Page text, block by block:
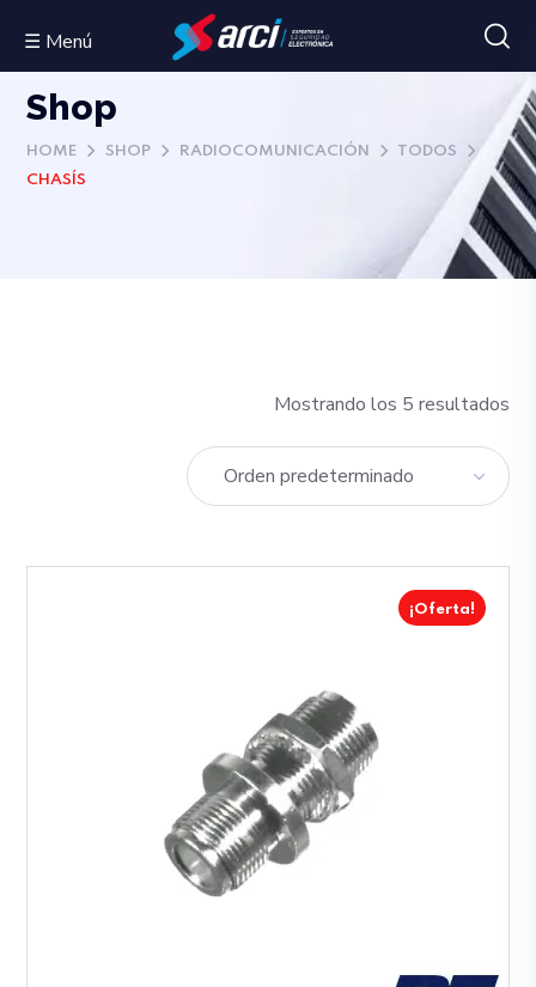
☰ Menú
Shop
HOME SHOP RADIOCOMUNICACIÓN
TODOS
CHASÍS
Mostrando los 5 resultados
¡Oferta!